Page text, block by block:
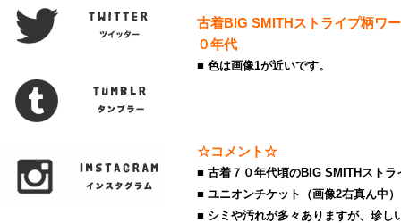
古着BIG SMITHストライプ柄ワ
０年代
■ 色は画像1が近いです。
☆コメント☆
■ 古着７０年代頃のBIG SMITHストラ
■ ユニオンチケット（画像2右真ん中
■ シミや汚れが多々ありますが、珍し